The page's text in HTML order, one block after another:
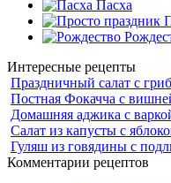
Пасха
Интересные рецепты
Праздничный салат с
Постная Фокачча с
Домашняя аджика с
Салат из капусты с
Гуляш из говядины с
Комментарии рецептов